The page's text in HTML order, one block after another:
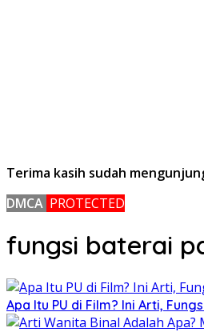
Terima kasih sudah
DMCA PROTECTED
fungsi baterai
Apa Itu PU di Film? Ini Arti,